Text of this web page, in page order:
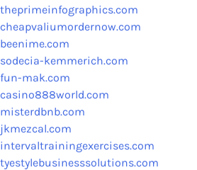
theprimeinfographics.com
cheapvaliumordernow.com
beenime.com
sodecia-kemmerich.com
fun-mak.com
casino888world.com
misterdbnb.com
jkmezcal.com
intervaltrainingexercises.com
tyestylebusinesssolutions.com